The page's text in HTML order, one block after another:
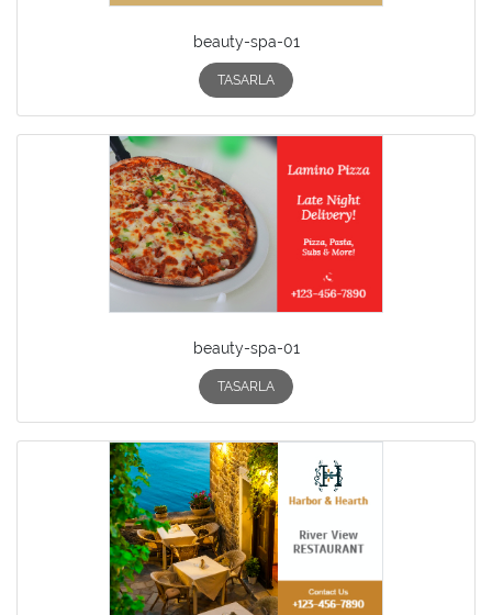
beauty-spa-01
TASARLA
beauty-spa-01
TASARLA